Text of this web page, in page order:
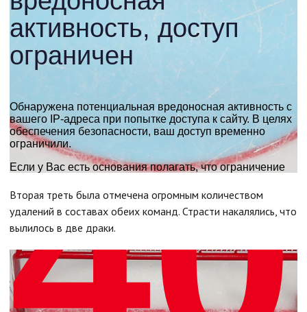
Вторая треть была отмечена огромным количеством
удалений в составах обеих команд. Страсти накалялись, что
вылилось в две драки.